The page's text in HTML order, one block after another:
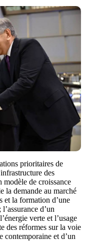
prioritaires de
des
modèle de croissance
la demande au marché
et la formation d’une
d’un
verte et l’usage
des réformes sur la voie
contemporaine et d’un